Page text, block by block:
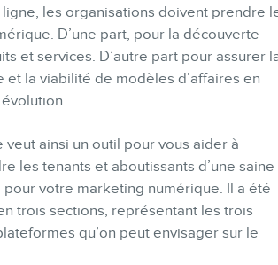
Ebooks
BOUTIQUE
ligne, les organisations doivent prendre
D’une part, pour la découverte
et services. D’autre part pour assurer
et la viabilité de modèles d’affaires en
veut ainsi un outil pour vous aider à
les tenants et aboutissants d’une saine
pour votre marketing numérique. Il a été
trois sections, représentant les trois
qu’on peut envisager sur le